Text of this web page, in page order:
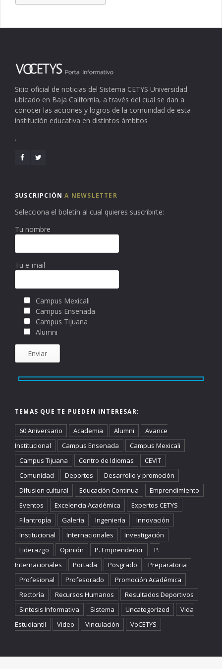
Sitio oficial de noticias del Sistema CETYS Universidad
ubicado en Baja California, a través del cual se dan a
conocer las acciones y logros de la comunidad de esta
institución educativa en distintos ámbitos
.
SUSCRIPCIÓNA NEWSLETTER
Selecciona el boletín al cual quieres suscribirte:
Tu nombre
Tu e-mail
Campus Mexicali
Campus Ensenada
Campus Tijuana
Alumni
TEMAS QUE TE PUEDEN INTERESAR:
60 Aniversario Academia Alumni
Avance
Institucional
Campus Ensenada
Campus Mexicali
Campus Tijuana
Centro de Idiomas
CEVIT
Comunidad
Deportes
Desarrollo y promoción
Difusion cultural
Educación Continua
Emprendimiento
Eventos
Excelencia Académica
Expertos CETYS
Filantropía
Galería Ingeniería
Innovación
Institucional
Internacionales
Investigación
Liderazgo
Opinión P. Emprendedor
P.
Internacionales
Portada Posgrado
Preparatoria
Profesional
Profesorado
Promoción Académica
Rectoría
Recursos Humanos
Resultados Deportivos
Sintesis Informativa
Sistema Uncategorized
Vida
Estudiantil
Video Vinculación VoCETYS